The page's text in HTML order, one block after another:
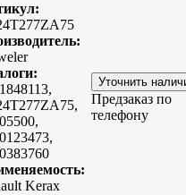
Kerax
Предзаказ по
телефону